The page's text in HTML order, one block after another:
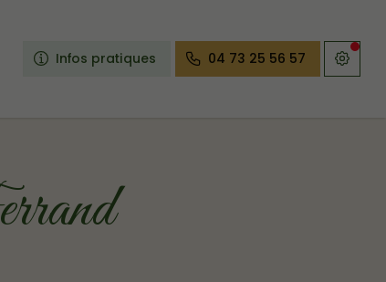
Infos pratiques 04 73 25 56 57